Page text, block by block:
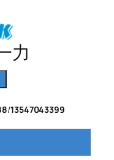
力
/13547043399